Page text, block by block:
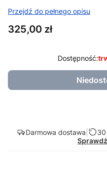
Przejdź do pełnego opisu
Cena
325,00 zł
Dostępność:
Darmowa dostawa